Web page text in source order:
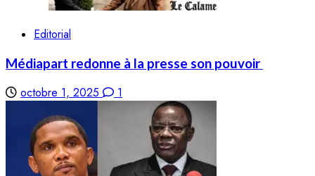
Editorial
Médiapart redonne à la presse son pouvoir
octobre 1, 2025 1